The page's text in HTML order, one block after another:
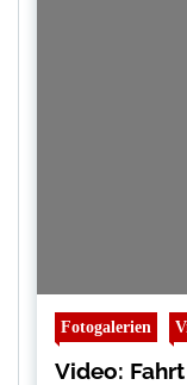
Fotogalerien
Video: